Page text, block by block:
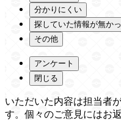
分かりにくい
探していた情報が無か
その他
アンケート
閉じる
いただいた内容は担当者
す。個々のご意見にはお